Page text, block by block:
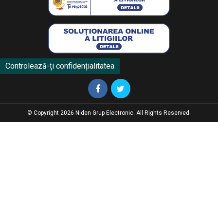
Controlează-ți confidențialitatea
© Copyright 2026 Niden Grup Electronic. All Rights Reserved.